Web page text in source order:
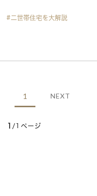
#二世帯住宅を大解説
1 NEXT
1 /1ページ